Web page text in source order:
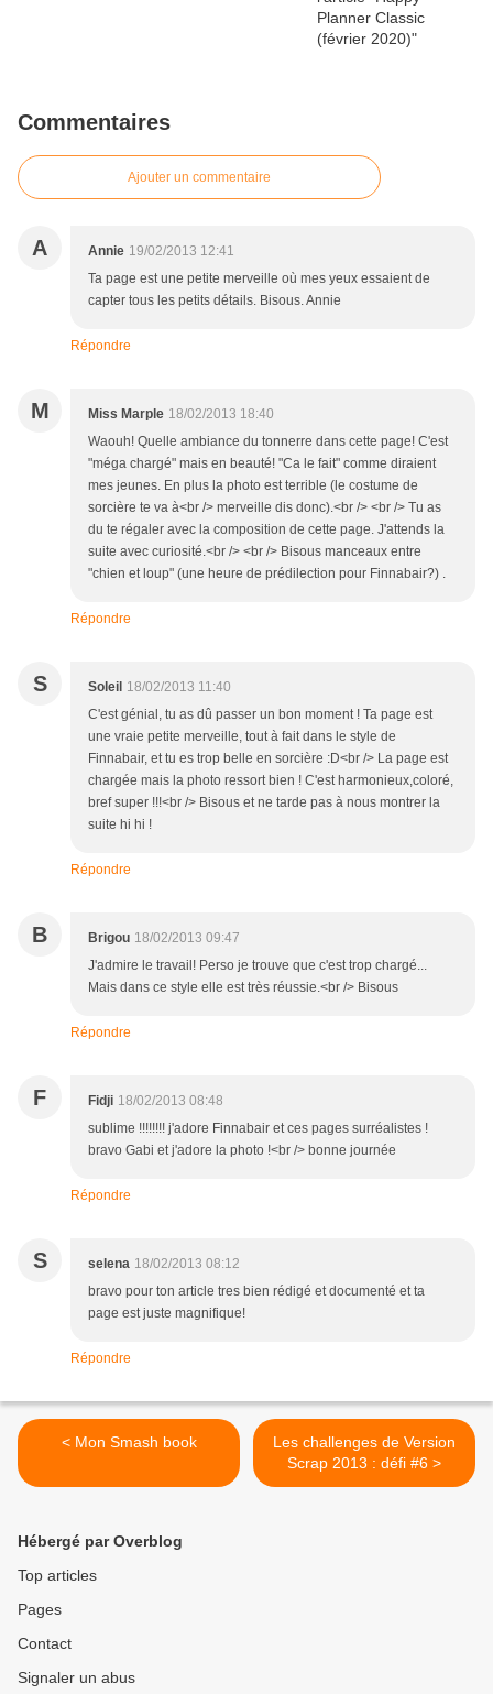
Commentaires
Ajouter un commentaire
A Annie 19/02/2013 12:41
Ta page est une petite merveille où mes yeux essaient de
capter tous les petits détails. Bisous. Annie
Répondre
M Miss Marple 18/02/2013 18:40
Waouh! Quelle ambiance du tonnerre dans cette page! C'est
"méga chargé" mais en beauté! "Ca le fait" comme diraient
mes jeunes. En plus la photo est terrible (le costume de
sorcière te va à<br /> merveille dis donc).<br /> <br /> Tu as
du te régaler avec la composition de cette page. J'attends la
suite avec curiosité.<br /> <br /> Bisous manceaux entre
"chien et loup" (une heure de prédilection pour Finnabair?) .
Répondre
S Soleil 18/02/2013 11:40
C'est génial, tu as dû passer un bon moment ! Ta page est
une vraie petite merveille, tout à fait dans le style de
Finnabair, et tu es trop belle en sorcière :D<br /> La page est
chargée mais la photo ressort bien ! C'est harmonieux,coloré,
bref super !!!<br /> Bisous et ne tarde pas à nous montrer la
suite hi hi !
Répondre
B Brigou 18/02/2013 09:47
J'admire le travail! Perso je trouve que c'est trop chargé...
Mais dans ce style elle est très réussie.<br /> Bisous
Répondre
F Fidji 18/02/2013 08:48
sublime !!!!!!!! j'adore Finnabair et ces pages surréalistes !
bravo Gabi et j'adore la photo !<br /> bonne journée
Répondre
S selena 18/02/2013 08:12
bravo pour ton article tres bien rédigé et documenté et ta
page est juste magnifique!
Répondre
< Mon Smash book
Les challenges de Version
Scrap 2013 : défi #6 >
Hébergé par Overblog
Top articles
Pages
Contact
Signaler un abus